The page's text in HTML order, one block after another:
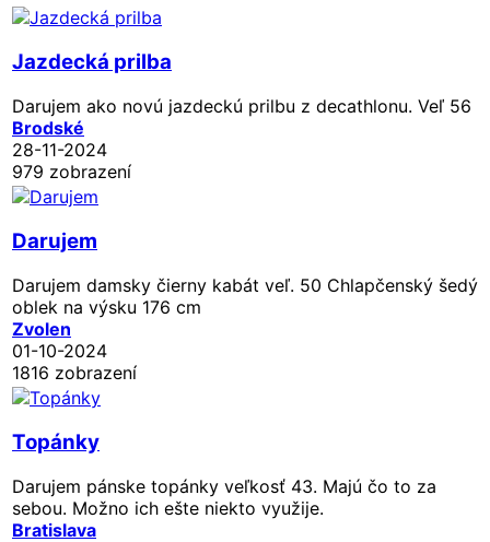
Jazdecká prilba
Darujem ako novú jazdeckú prilbu z decathlonu. Veľ 56
Brodské
28-11-2024
979 zobrazení
Darujem
Darujem damsky čierny kabát veľ. 50 Chlapčenský šedý
oblek na výsku 176 cm
Zvolen
01-10-2024
1816 zobrazení
Topánky
Darujem pánske topánky veľkosť 43. Majú čo to za
sebou. Možno ich ešte niekto využije.
Bratislava